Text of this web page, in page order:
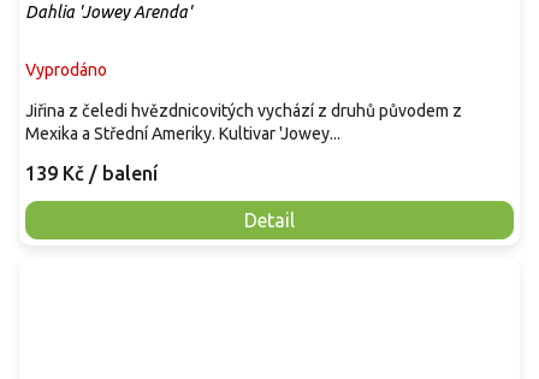
Dahlia 'Jowey Arenda'
Vyprodáno
139 Kč / balení
Detail
Jiřina z čeledi hvězdnicovitých vychází z druhů původem z
Mexika a Střední Ameriky. Kultivar 'Jowey...